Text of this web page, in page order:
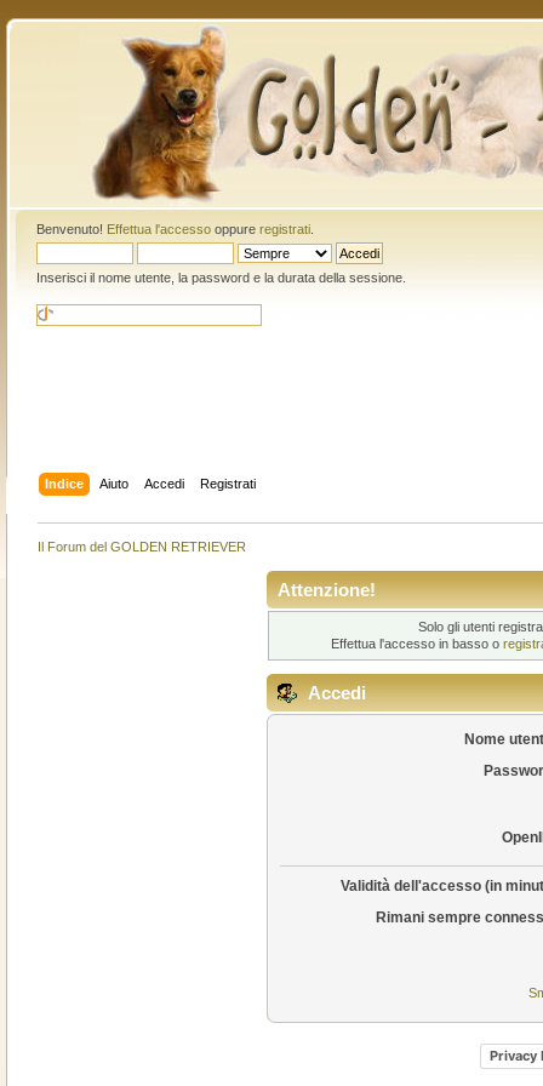
Benvenuto! Effettua l'accessooppure registrati.
Inserisci il nome utente, la password e la durata della sessione.
Indice Aiuto Accedi Registrati
Il Forum del GOLDEN RETRIEVER
Attenzione!
Solo gli utenti
Effettua l'accesso in basso o
Accedi
Nome
Validità dell'accesso (in
Rimani sempre
Privacy